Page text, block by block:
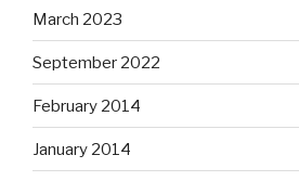
March 2023
September 2022
February 2014
January 2014